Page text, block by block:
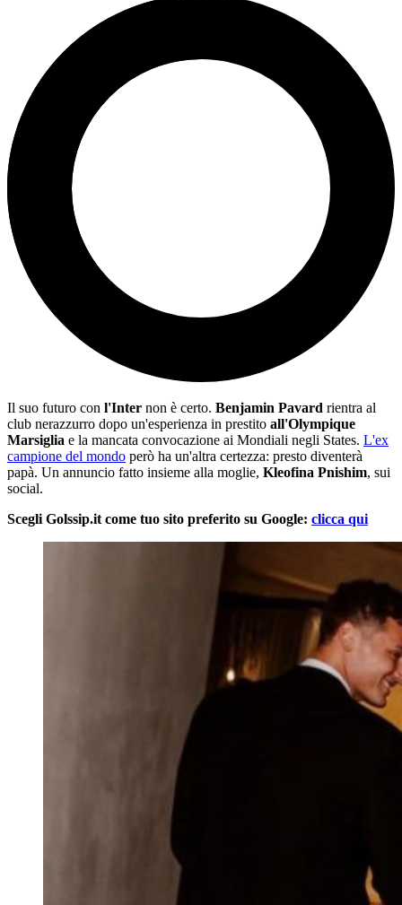
Il suo futuro con l'Inter non è certo. Benjamin Pavard rientra al
club nerazzurro dopo un'esperienza in prestito all'Olympique
Marsiglia e la mancata convocazione ai Mondiali negli States. L'ex
campione del mondo però ha un'altra certezza: presto diventerà
papà. Un annuncio fatto insieme alla moglie, Kleofina Pnishim, sui
social.
Scegli Golssip.it come tuo sito preferito su Google: clicca qui